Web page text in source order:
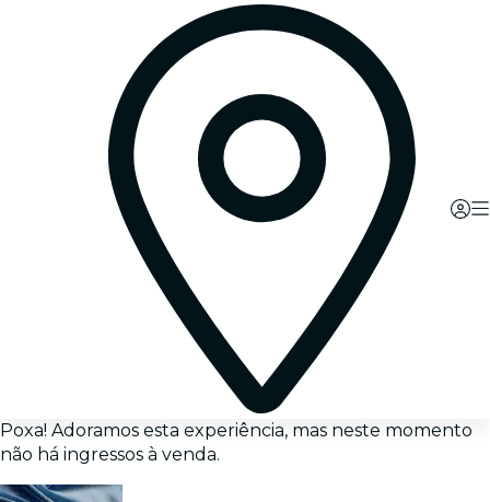
Poxa! Adoramos esta experiência, mas neste momento
não há ingressos à venda.